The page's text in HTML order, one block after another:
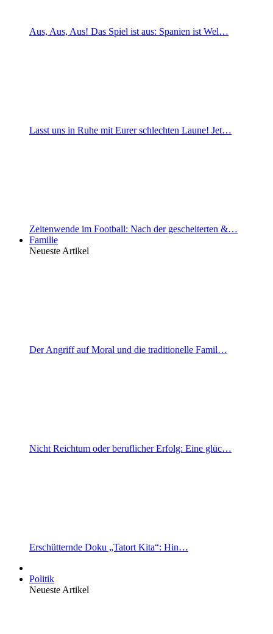
Aus, Aus, Aus! Das Spiel ist aus: Spanien ist Wel…
Lasst uns in Ruhe mit Eurer schlechten Laune! Jet…
Zeitenwende im Football: Nach der gescheiterten &…
Familie
Neueste Artikel
Der Angriff auf Moral und die traditionelle Famil…
Nicht Reichtum oder beruflicher Erfolg: Eine glüc…
Erschütternde Doku „Tatort Kita“: Hin…
Politik
Neueste Artikel